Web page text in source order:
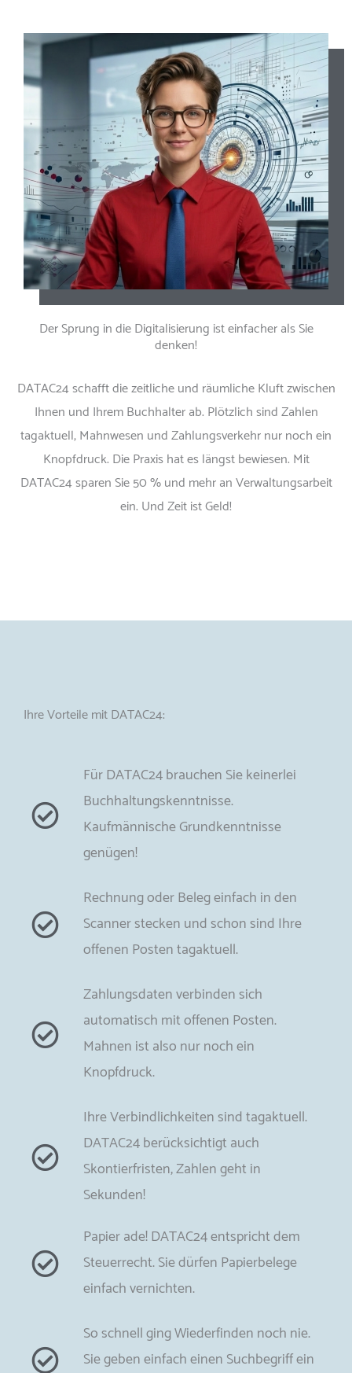
Der Sprung in die Digitalisierung ist einfacher als Sie
denken!
DATAC24 schafft die zeitliche und räumliche Kluft zwischen
Ihnen und Ihrem Buchhalter ab. Plötzlich sind Zahlen
tagaktuell, Mahnwesen und Zahlungsverkehr nur noch ein
Knopfdruck. Die Praxis hat es längst bewiesen. Mit
DATAC24 sparen Sie 50 % und mehr an Verwaltungsarbeit
ein. Und Zeit ist Geld!
Ihre Vorteile mit DATAC24:
Für DATAC24 brauchen Sie keinerlei
Buchhaltungskenntnisse.
Kaufmännische Grundkenntnisse
genügen!
Rechnung oder Beleg einfach in den
Scanner stecken und schon sind Ihre
offenen Posten tagaktuell.
Zahlungsdaten verbinden sich
automatisch mit offenen Posten.
Mahnen ist also nur noch ein
Knopfdruck.
Ihre Verbindlichkeiten sind tagaktuell.
DATAC24 berücksichtigt auch
Skontierfristen, Zahlen geht in
Sekunden!
Papier ade! DATAC24 entspricht dem
Steuerrecht. Sie dürfen Papierbelege
einfach vernichten.
So schnell ging Wiederfinden noch nie.
Sie geben einfach einen Suchbegriff ein